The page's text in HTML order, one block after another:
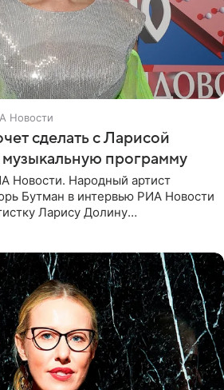
Новости
сделать с Ларисой
программу
Народный артист
Бутман в интервью РИА Новости
Ларису Долину